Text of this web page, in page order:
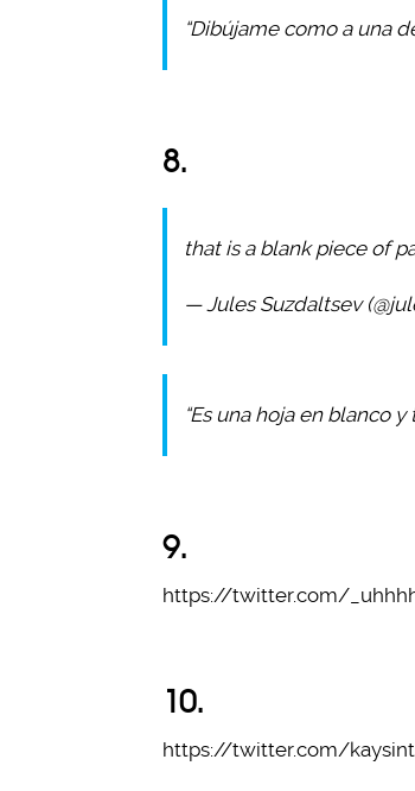
“Dibújame como a una
8.
that is a blank piece of
— Jules Suzdaltsev
“Es una hoja en blanco
9.
https://twitter.com/
10.
https://twitter.com/